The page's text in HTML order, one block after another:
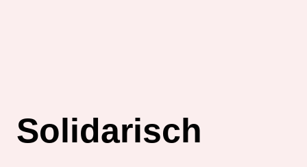
Solidarisch